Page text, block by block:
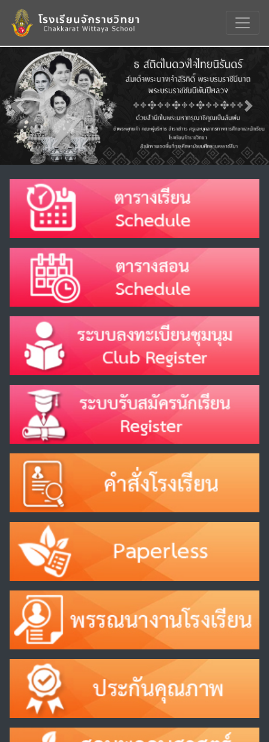
Previous Next